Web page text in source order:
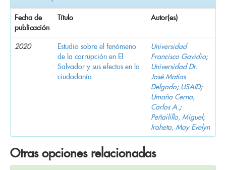
Fecha de
publicación
Título Autor(es)
2020
Estudio sobre el fenómeno
de la corrupción en El
Salvador y sus efectos en la
ciudadanía
Universidad
Francisco Gavidia;
Universidad Dr.
José Matías
Delgado; USAID;
Umaña Cerna,
Carlos A.;
Peñailillo, Miguel;
Iraheta, May Evelyn
Otras opciones relacionadas